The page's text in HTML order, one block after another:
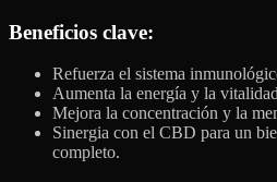
Beneficios clave:
Refuerza el sistema
Aumenta la energía y la
Mejora la concentración y la
Sinergia con el CBD para un
completo.